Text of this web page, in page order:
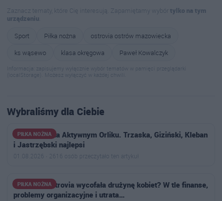
Zaznacz tematy, które Cię interesują. Zapamiętamy wybórtylko na tym
urządzeniu.
Sport
Piłka nożna
ostrovia ostrów mazowiecka
ks wąsewo
klasa okręgowa Paweł Kowalczyk
Informacja: zapisujemy wyłącznie wybór tematów w pamięci przeglądarki
(localStorage). Możesz wyłączyć w każdej chwili.
Wybraliśmy dla Ciebie
PIŁKA NOŻNA
Siatkonoga na Aktywnym Orliku. Trzaska, Giziński, Kleban
i Jastrzębski najlepsi
01.08.2026 · 2616 osób przeczytało ten artykuł
PIŁKA NOŻNA
Dlaczego Ostrovia wycofała drużynę kobiet? W tle finanse,
problemy organizacyjne i utrata…